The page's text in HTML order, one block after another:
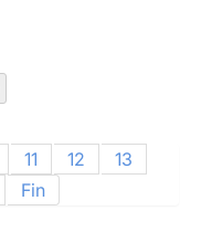
11 12
13
Fin